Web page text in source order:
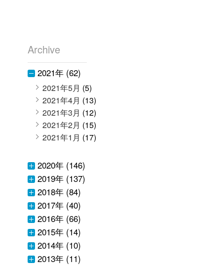
Archive
2021年 (62)
2021年5月 (5)
2021年4月 (13)
2021年3月 (12)
2021年2月 (15)
2021年1月 (17)
2020年 (146)
2019年 (137)
2018年 (84)
2017年 (40)
2016年 (66)
2015年 (14)
2014年 (10)
2013年 (11)